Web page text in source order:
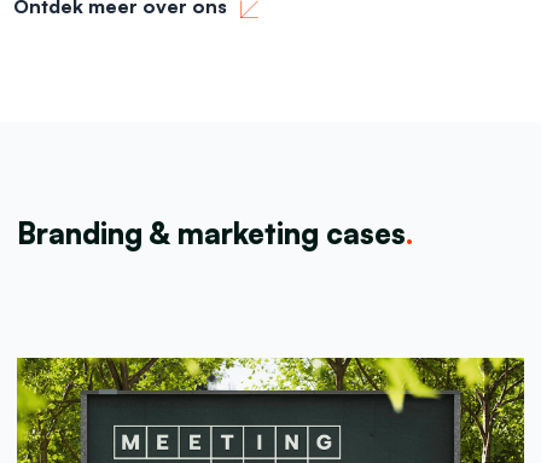
Ontdek meer over ons
Branding & marketing cases.